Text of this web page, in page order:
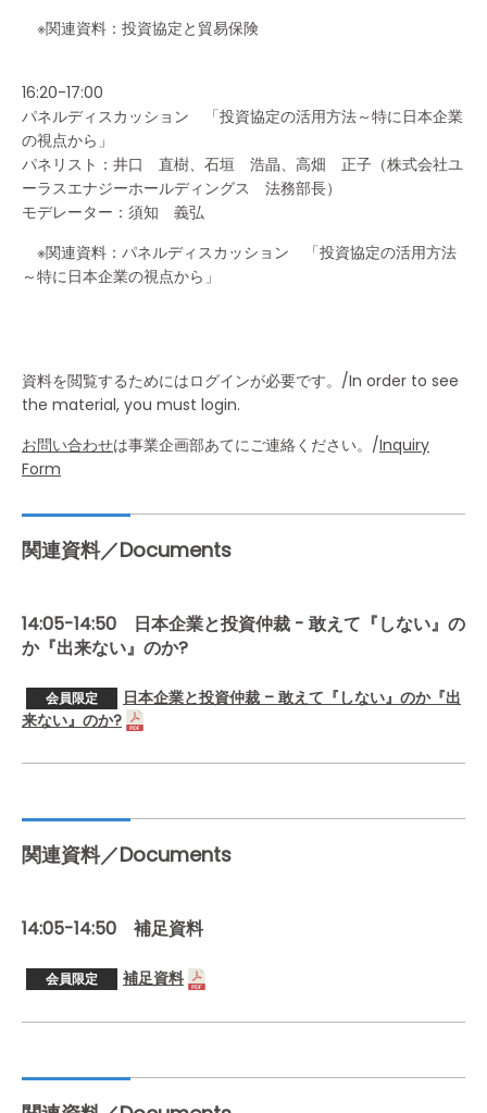
※関連資料：投資協定と貿易保険
16:20-17:00
パネルディスカッション 「投資協定の活用方法～特に日本企業
の視点から」
パネリスト：井口 直樹、石垣 浩晶、高畑 正子（株式会社ユ
ーラスエナジーホールディングス 法務部長）
モデレーター：須知 義弘
※関連資料：パネルディスカッション 「投資協定の活用方法
～特に日本企業の視点から」
資料を閲覧するためにはログインが必要です。/In order to see
the material, you must login.
お問い合わせは事業企画部あてにご連絡ください。/Inquiry
Form
関連資料／Documents
14:05-14:50 日本企業と投資仲裁 - 敢えて『しない』の
か『出来ない』のか?
会員限定
日本企業と投資仲裁 – 敢えて『しない』のか『出
来ない』のか?
関連資料／Documents
14:05-14:50 補足資料
会員限定 補足資料